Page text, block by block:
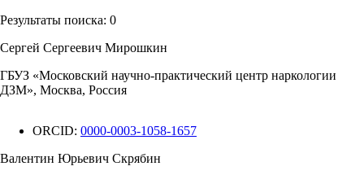
Результаты поиска: 0
Сергей Сергеевич Мирошкин
ГБУЗ «Московский научно-практический центр наркологии
ДЗМ», Москва, Россия
ORCID: 0000-0003-1058-1657
Валентин Юрьевич Скрябин